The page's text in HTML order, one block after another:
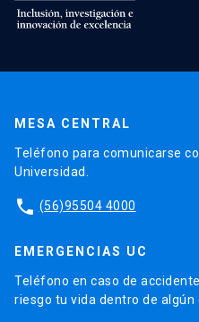
MESA CENTRAL
Teléfono para comunicarse
Universidad.
phone (56)95504 4000
EMERGENCIAS UC
Teléfono en caso de
riesgo tu vida dentro de algún